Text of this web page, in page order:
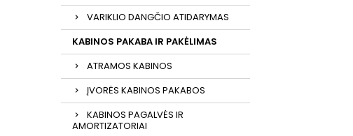
VARIKLIO DANGČIO ATIDARYMAS
KABINOS PAKABA IR PAKĖLIMAS
ATRAMOS KABINOS
ĮVORĖS KABINOS PAKABOS
KABINOS PAGALVĖS IR
AMORTIZATORIAI